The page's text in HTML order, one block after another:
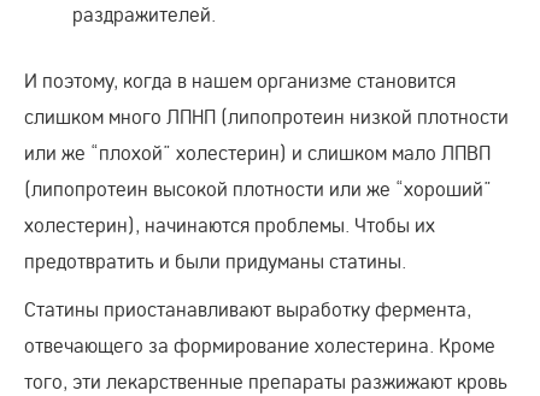
раздражителей.
И поэтому, когда в нашем организме становится
слишком много ЛПНП (липопротеин низкой плотности
или же “плохой” холестерин) и слишком мало ЛПВП
(липопротеин высокой плотности или же “хороший”
холестерин), начинаются проблемы. Чтобы их
предотвратить и были придуманы статины.
Статины приостанавливают выработку фермента,
отвечающего за формирование холестерина. Кроме
того, эти лекарственные препараты разжижают кровь